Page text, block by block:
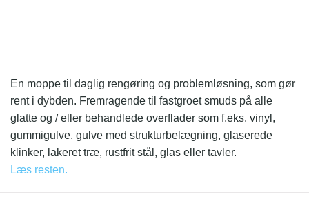
En moppe til daglig rengøring og problemløsning, som gør
rent i dybden. Fremragende til fastgroet smuds på alle
glatte og / eller behandlede overflader som f.eks. vinyl,
gummigulve, gulve med strukturbelægning, glaserede
klinker, lakeret træ, rustfrit stål, glas eller tavler.
Læs resten.